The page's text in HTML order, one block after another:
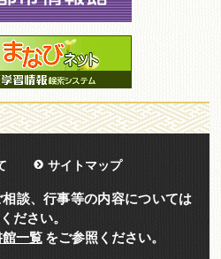
サイトマップ
談、行事等の内容については
ださい。
館一覧をご参照ください。